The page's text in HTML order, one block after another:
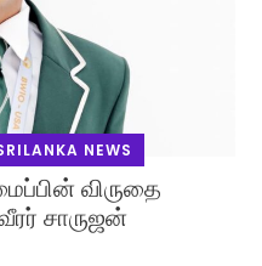
NEWS
விருதை
சாருஜன்